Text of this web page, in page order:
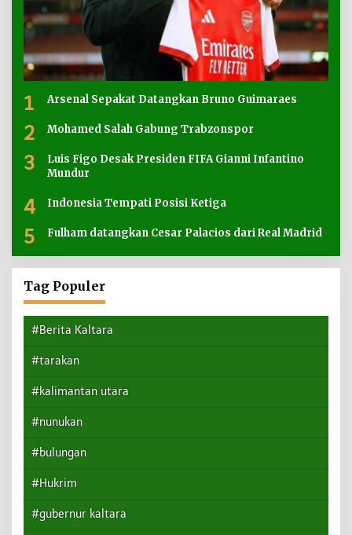
1 Arsenal Sepakat Datangkan Bruno Guimaraes
2 Mohamed Salah Gabung Trabzonspor
3
Luis Figo Desak Presiden FIFA Gianni Infantino
Mundur
4 Indonesia Tempati Posisi Ketiga
5 Fulham datangkan Cesar Palacios dari Real Madrid
Tag Populer
#Berita Kaltara
#tarakan
#kalimantan utara
#nunukan
#bulungan
#Hukrim
#gubernur kaltara